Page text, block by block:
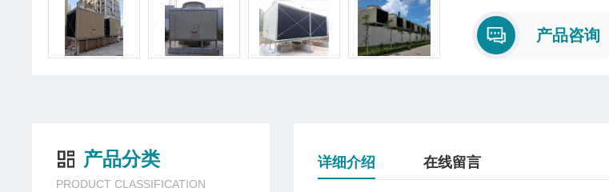
产品咨询
产品分类
PRODUCT CLASSIFICATION
详细介绍 在线留言